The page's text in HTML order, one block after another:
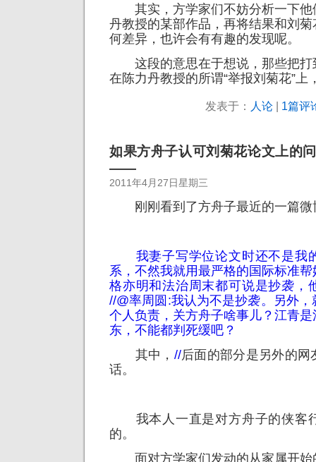
其实，方学家们不妨分析一下他
丹教授的某部作品，再将结果和刘
何差异，也许会有有趣的发现呢。
这段的意思在于想说，那些把打
在陈力丹教授的所谓“举报刘菊花”上
发表于： 人论 1篇评
如果方舟子认可刘菊花论文上的
——
2011年4月27日星期三
刚刚看到了方舟子最近的一篇微
我妻子写学位论文时还不是我
系，不然我就用最严格的国际标准
格亦明和法治周末都可说是抄袭，
//@率周圆 :我认为不是抄袭。另外
个人负责，关方舟子啥事儿？江青
东，不能都判死缓吧？
其中， //后面的部分是另外的网
话。
我本人一直是对方舟子的侠客
的。
面对方学家们发动的从家属开始